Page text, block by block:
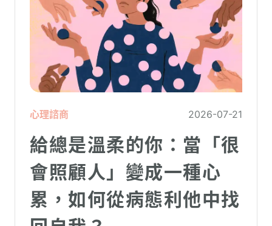
心理諮商 2026-07-21
給總是溫柔的你：當「很
會照顧人」變成一種心
累，如何從病態利他中找